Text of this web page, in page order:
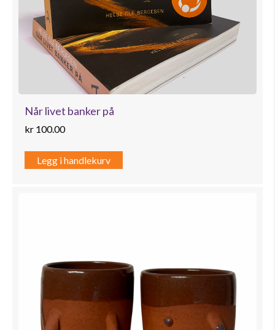
Når livet banker på
kr 100.00
Legg i handlekurv